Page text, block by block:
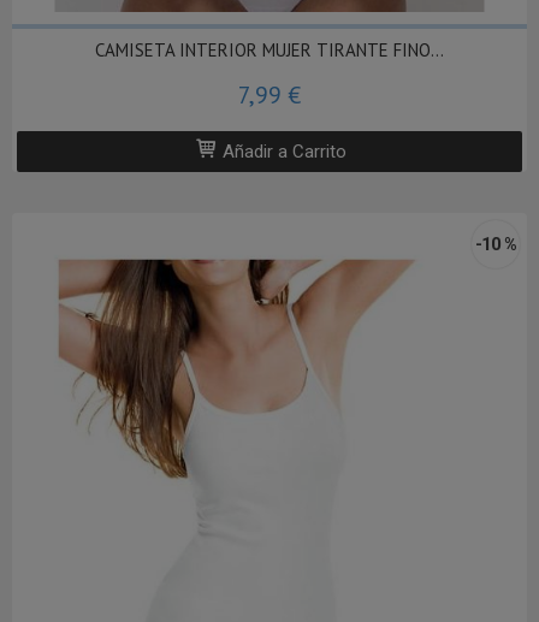
CAMISETA INTERIOR MUJER TIRANTE FINO...
7,99 €
Añadir a Carrito
-10 %